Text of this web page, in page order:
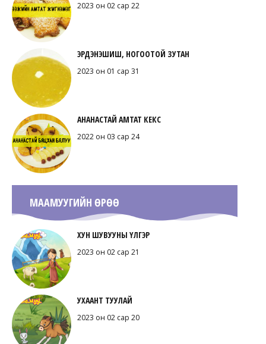
2023 он 02 сар 22
ЭРДЭНЭШИШ, НОГООТОЙ ЗУТАН
2023 он 01 сар 31
АНАНАСТАЙ АМТАТ КЕКС
2022 он 03 сар 24
МААМУУГИЙН ӨРӨӨ
ХУН ШУВУУНЫ ҮЛГЭР
2023 он 02 сар 21
УХААНТ ТУУЛАЙ
2023 он 02 сар 20